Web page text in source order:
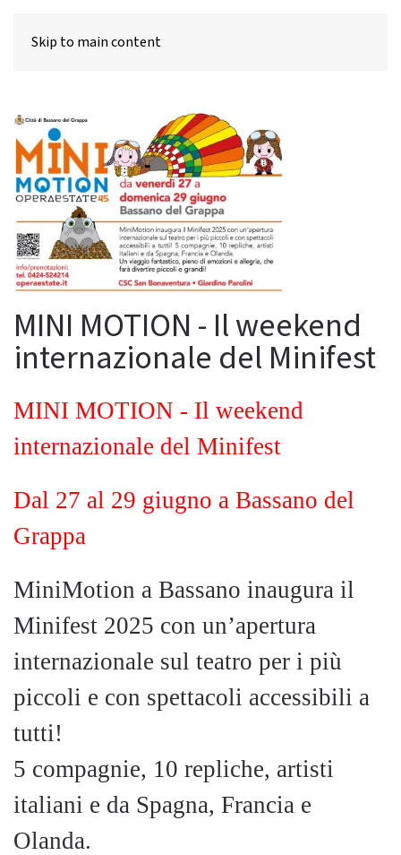
Skip to main content
MINI MOTION - Il weekend
internazionale del Minifest
MINI MOTION - Il weekend
internazionale del Minifest
Dal 27 al 29 giugno a Bassano del
Grappa
MiniMotion a Bassano inaugura il
Minifest 2025 con un’apertura
internazionale sul teatro per i più
piccoli e con spettacoli accessibili a
tutti!
5 compagnie, 10 repliche, artisti
italiani e da Spagna, Francia e
Olanda.